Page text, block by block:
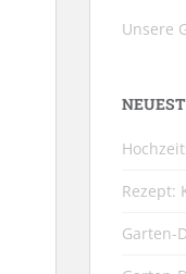
Unsere
Rezept:
Garten-